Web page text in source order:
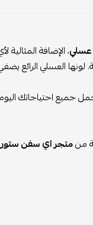
عسلي، الإضافة
لونها العسلي الرائع
جميع احتياجاتك
منمتجر اي سفن ستور